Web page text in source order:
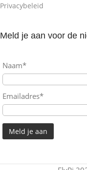
Privacybeleid
Meld je aan voor de
Naam*
Emailadres*